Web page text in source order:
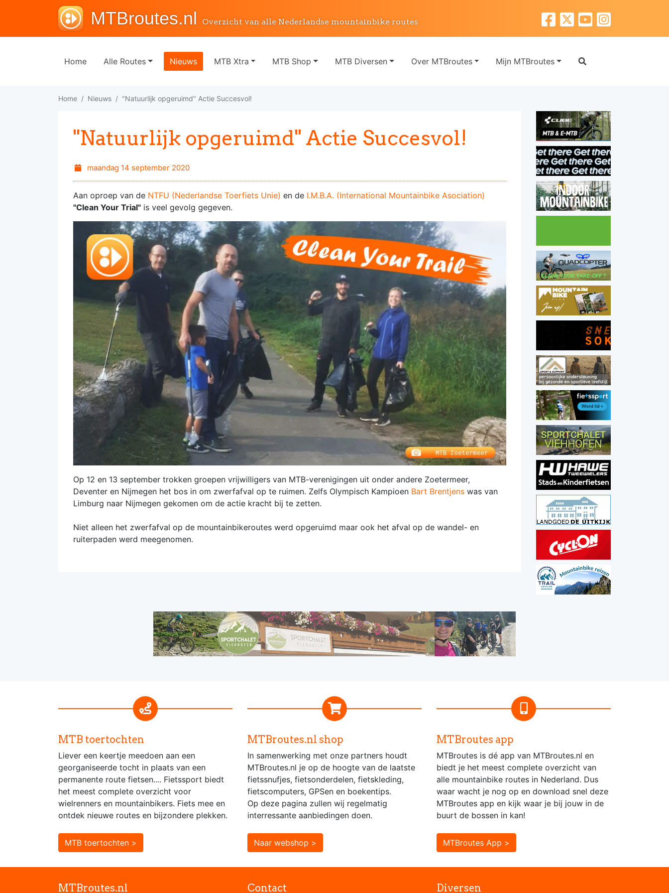
MTBroutes.nl Overzicht van alle Nederlandse mountainbike routes
Home Alle Routes Nieuws MTB Xtra MTB Shop MTB Diversen Over MTBroutes Mijn MTBroutes
Home Nieuws "Natuurlijk opgeruimd" Actie Succesvol!
"Natuurlijk opgeruimd" Actie Succesvol!
maandag 14 september 2020
Aan oproep van de NTFU (Nederlandse Toerfiets Unie) en de I.M.B.A. (International Mountainbike Asociation)
"Clean Your Trial" is veel gevolg gegeven.
Op 12 en 13 september trokken groepen vrijwilligers van MTB-verenigingen uit onder andere Zoetermeer,
Deventer en Nijmegen het bos in om zwerfafval op te ruimen. Zelfs Olympisch Kampioen Bart Brentjens was van
Limburg naar Nijmegen gekomen om de actie kracht bij te zetten.
Niet alleen het zwerfafval op de mountainbikeroutes werd opgeruimd maar ook het afval op de wandel- en
ruiterpaden werd meegenomen.
MTB toertochten
Liever een keertje meedoen aan een
georganiseerde tocht in plaats van een
permanente route fietsen.... Fietssport biedt
het meest complete overzicht voor
wielrenners en mountainbikers. Fiets mee en
ontdek nieuwe routes en bijzondere plekken.
MTB toertochten >
MTBroutes.nl shop
In samenwerking met onze partners houdt
MTBroutes.nl je op de hoogte van de laatste
fietssnufjes, fietsonderdelen, fietskleding,
fietscomputers, GPSen en boekentips.
Op deze pagina zullen wij regelmatig
interressante aanbiedingen doen.
Naar webshop >
MTBroutes app
MTBroutes is dé app van MTBroutes.nl en
biedt je het meest complete overzicht van
alle mountainbike routes in Nederland. Dus
waar wacht je nog op en download snel deze
MTBroutes app en kijk waar je bij jouw in de
buurt de bossen in kan!
MTBroutes App >
MTBroutes.nl Contact Diversen